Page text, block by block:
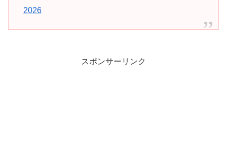
2026
スポンサーリンク